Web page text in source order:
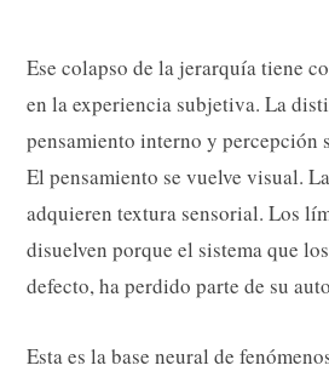
Ese colapso de la jerarquía tiene
en la experiencia subjetiva. La
pensamiento interno y percepción
El pensamiento se vuelve visual.
adquieren textura sensorial. Los
disuelven porque el sistema que
defecto, ha perdido parte de su
Esta es la base neural de